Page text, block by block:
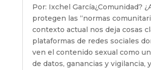
Por: Ixchel García¿Comunidad?
protegen las “normas
contexto actual nos deja cosas
plataformas de redes sociales
ven el contenido sexual como
de datos, ganancias y vigilancia,